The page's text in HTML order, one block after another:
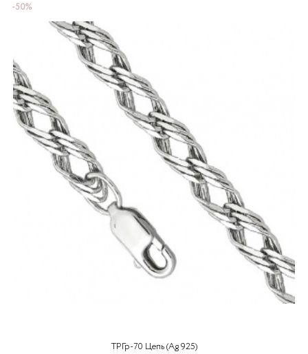
-50%
ТРГр-70 Цепь (Ag 925)